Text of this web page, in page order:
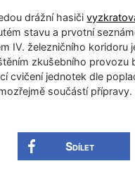
drážní hasiči
stavu a prvotní
IV. železničního koridoru
zkušebního provozu
cvičení jednotek dle
součástí přípravy.
Sdílet